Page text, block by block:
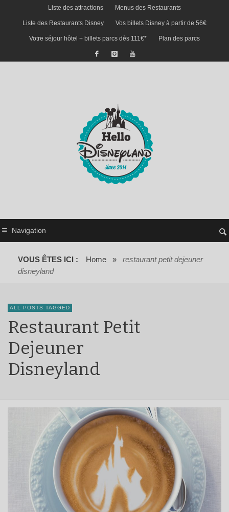
Liste des attractions Menus des Restaurants
Liste des Restaurants Disney Vos billets Disney à partir de 56€
Votre séjour hôtel + billets parcs dès 111€* Plan des parcs
Navigation
VOUS ÊTES ICI : Home »
restaurant petit dejeuner
disneyland
ALL POSTS TAGGED
Restaurant Petit
Dejeuner
Disneyland